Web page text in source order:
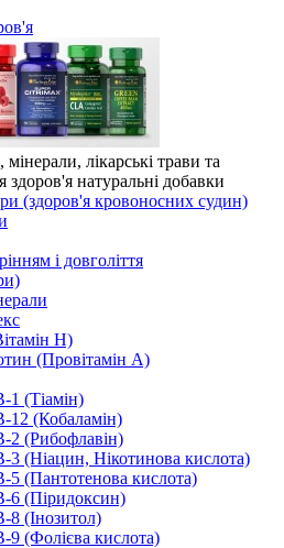
лікарські трави та
натуральні добавки
(здоров'я кровоносних судин)
і довголіття
H)
(Провітамін А)
1 (Тіамін)
12 (Кобаламін)
2 (Рибофлавін)
3 (Ніацин, Нікотинова кислота)
5 (Пантотенова кислота)
6 (Піридоксин)
8 (Інозитол)
9 (Фолієва кислота)